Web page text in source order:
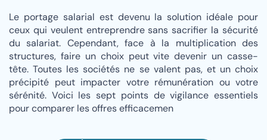
Le portage salarial est devenu la solution idéale pour
ceux qui veulent entreprendre sans sacrifier la sécurité
du salariat. Cependant, face à la multiplication des
structures, faire un choix peut vite devenir un casse-
tête. Toutes les sociétés ne se valent pas, et un choix
précipité peut impacter votre rémunération ou votre
sérénité. Voici les sept points de vigilance essentiels
pour comparer les offres efficacemen